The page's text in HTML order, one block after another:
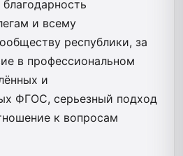
и всему
республики, за
в профессиональном
и
ФГОС, серьезный подход
к вопросам